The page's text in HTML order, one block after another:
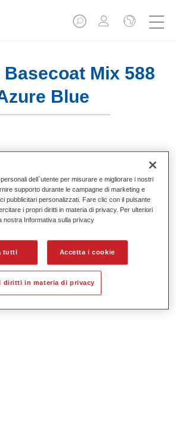
Mix 588
Blue
con eccezionale potere riempitivo
per l’ottimo punto tinta e per la
per riparazioni professionali.
prodotto
e perlati.
di riempimento.
a solvente Standox.
dell`utente per misurare e migliorare i nostri
supporto durante le campagne di marketing e
pubblicitari personalizzati. Fare clic con il pulsante
i propri diritti in materia di privacy. Per ulteriori
nostra Informativa sulla privacy
tutti Accetta i cookie
diritti in materia di privacy